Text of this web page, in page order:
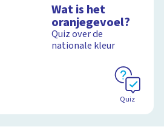
Wat is het
oranjegevoel?
Quiz over de
nationale kleur
Quiz